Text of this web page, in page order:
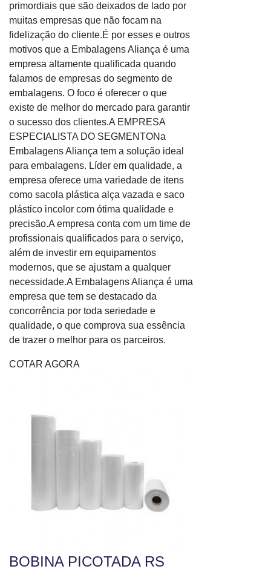
primordiais que são deixados de lado por
muitas empresas que não focam na
fidelização do cliente.É por esses e outros
motivos que a Embalagens Aliança é uma
empresa altamente qualificada quando
falamos de empresas do segmento de
embalagens. O foco é oferecer o que
existe de melhor do mercado para garantir
o sucesso dos clientes.A EMPRESA
ESPECIALISTA DO SEGMENTONa
Embalagens Aliança tem a solução ideal
para embalagens. Líder em qualidade, a
empresa oferece uma variedade de itens
como sacola plástica alça vazada e saco
plástico incolor com ótima qualidade e
precisão.A empresa conta com um time de
profissionais qualificados para o serviço,
além de investir em equipamentos
modernos, que se ajustam a qualquer
necessidade.A Embalagens Aliança é uma
empresa que tem se destacado da
concorrência por toda seriedade e
qualidade, o que comprova sua essência
de trazer o melhor para os parceiros.
COTAR AGORA
BOBINA PICOTADA RS